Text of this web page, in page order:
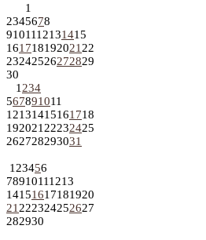
1
2345678
9101112131415
161718192021 22
23242526272829
30
1 234
567891011
12131415161718
192021 22232425
262728293031
1 23456
78910111213
14151617181920
21 222324252627
282930